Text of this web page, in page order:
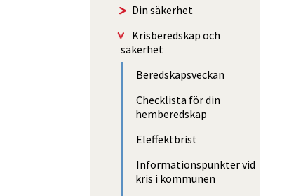
Din säkerhet
Krisberedskap och
säkerhet
Beredskapsveckan
Checklista för din
hemberedskap
Eleffektbrist
Informationspunkter vid
kris i kommunen